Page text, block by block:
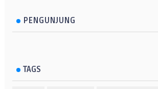
PENGUNJUNG
TAGS